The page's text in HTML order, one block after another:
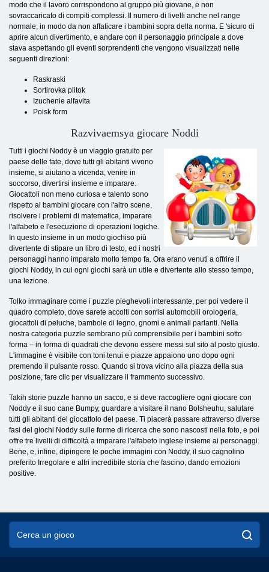
modo che il lavoro corrispondono al gruppo più giovane, e non
sovraccaricato di compiti complessi. Il numero di livelli anche nel range
normale, in modo da non affaticare i bambini sopra della norma. E 'sicuro di
aprire alcun divertimento, e andare con il personaggio principale a dove
stava aspettando gli eventi sorprendenti che vengono visualizzati nelle
seguenti direzioni:
Raskraski
Sortirovka plitok
Izuchenie alfavita
Poisk form
Razvivaemsya giocare Noddi
Tutti i giochi Noddy è un viaggio gratuito per
paese delle fate, dove tutti gli abitanti vivono
insieme, si aiutano a vicenda, venire in
soccorso, divertirsi insieme e imparare.
Giocattoli non meno curiosa e talento sono
rispetto ai bambini giocare con l'altro scene,
risolvere i problemi di matematica, imparare
l'alfabeto e l'esecuzione di operazioni logiche.
In questo insieme in un modo giochiso più
divertente di stipare un libro di testo, ed i nostri
personaggi hanno imparato molto tempo fa. Ora erano venuti a offrire il
giochi Noddy, in cui ogni giochi sarà un utile e divertente allo stesso tempo,
una lezione.
Tolko immaginare come i puzzle pieghevoli interessante, per poi vedere il
quadro completo, dove sarete accolti con sorrisi automobili orologeria,
giocattoli di peluche, bambole di legno, gnomi e animali parlanti. Nella
nostra categoria puzzle sembrano più comprensibile per i bambini sotto
forma – in forma di quadrati che devono essere messi sul sito al posto giusto.
L'immagine è visibile con toni tenui e piazze appaiono uno dopo ogni
premendo il pulsante rosso. Quando si trova vicino alla piazza della sua
posizione, fare clic per visualizzare il frammento successivo.
Takih storie puzzle hanno un sacco, e si deve raccogliere ogni giocare con
Noddy e il suo cane Bumpy, guardare a visitare il nano Bolsheuhu, salutare
tutti gli abitanti del giocattolo del paese. Ti piacerà passare attraverso diverse
fasi del giochi Noddy sulle forme di ricerca che sono nascosti nella foto, e poi
offre tre livelli di difficoltà a imparare l'alfabeto inglese insieme ai personaggi.
Bene, e, infine, dipingere le poche immagini con Noddy, il suo cagnolino
preferito Irregolare e altri incredibile storia che fascino, dando emozioni
positive.